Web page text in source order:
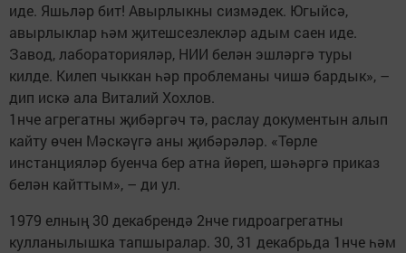
иде. Яшьләр бит! Авырлыкны сизмәдек. Югыйсә,
авырлыклар һәм җитешсезлекләр адым саен иде.
Завод, лабораторияләр, НИИ белән эшләргә туры
килде. Килеп чыккан һәр проблеманы чишә бардык», –
дип искә ала Виталий Хохлов.
1нче агрегатны җибәргәч тә, раслау документын алып
кайту өчен Мәскәүгә аны җибәрәләр. «Төрле
инстанцияләр буенча бер атна йөреп, шәһәргә приказ
белән кайттым», – ди ул.
1979 елның 30 декабрендә 2нче гидроагрегатны
кулланылышка тапшыралар. 30, 31 декабрьда 1нче һәм